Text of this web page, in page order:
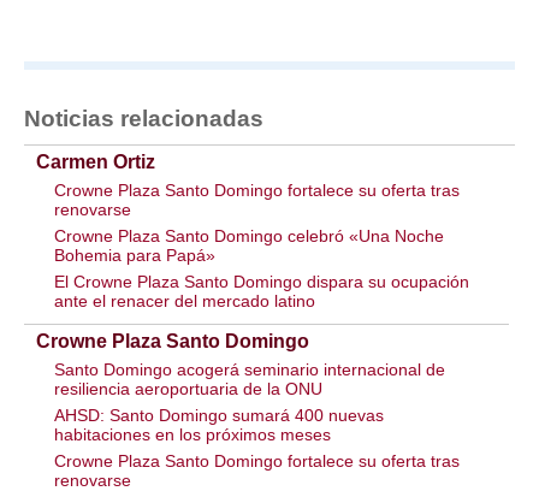
Noticias relacionadas
Carmen Ortiz
Crowne Plaza Santo Domingo fortalece su oferta tras
renovarse
Crowne Plaza Santo Domingo celebró «Una Noche
Bohemia para Papá»
El Crowne Plaza Santo Domingo dispara su ocupación
ante el renacer del mercado latino
Crowne Plaza Santo Domingo
Santo Domingo acogerá seminario internacional de
resiliencia aeroportuaria de la ONU
AHSD: Santo Domingo sumará 400 nuevas
habitaciones en los próximos meses
Crowne Plaza Santo Domingo fortalece su oferta tras
renovarse